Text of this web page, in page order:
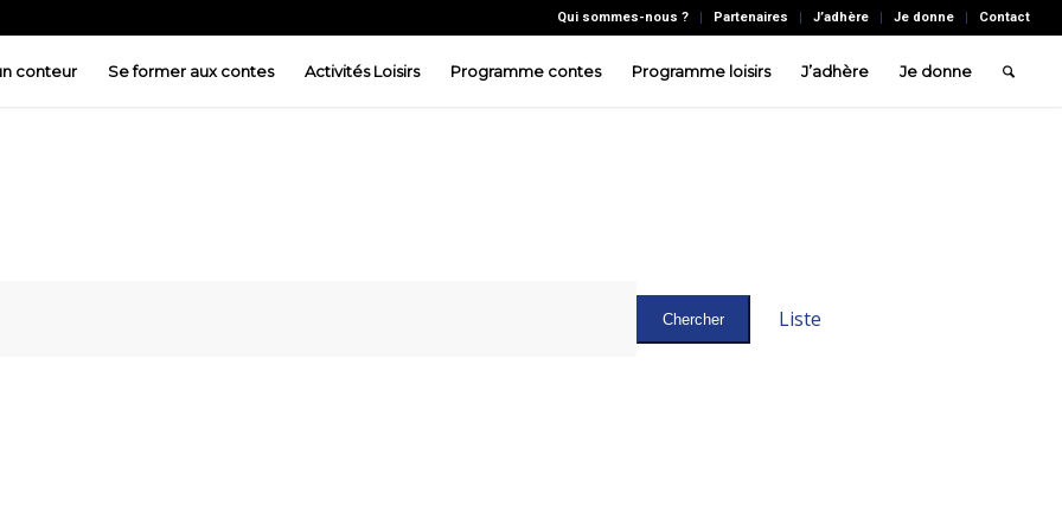
Qui sommes-nous ? Partenaires J’adhère Je donne Contact
conteur Se former aux contes Activités Loisirs Programme contes Programme loisirs J’adhère Je donne
Chercher
de
Liste